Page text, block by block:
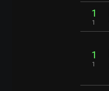
1
1
1
1